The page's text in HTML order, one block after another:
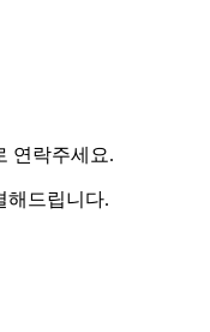
연락주세요.
해드립니다.